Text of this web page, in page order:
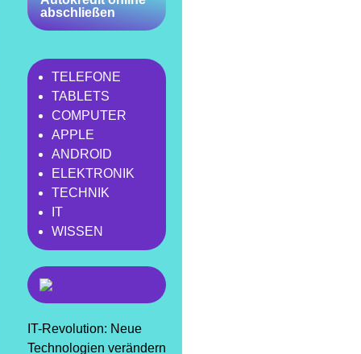
abschließen
TELEFONE
TABLETS
COMPUTER
APPLE
ANDROID
ELEKTRONIK
TECHNIK
IT
WISSEN
IT-Revolution: Neue
Technologien verändern